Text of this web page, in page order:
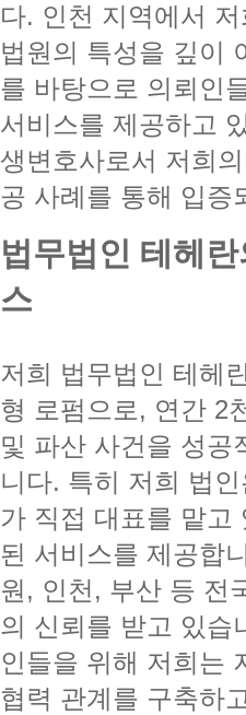
다. 인천 지역에서
법원의 특성을 깊이
를 바탕으로 의뢰인
서비스를 제공하고
생변호사로서 저희
공 사례를 통해 입증
법무법인 테헤란
스
저희 법무법인 테헤
형 로펌으로, 연간 2
및 파산 사건을 성공
니다. 특히 저희 법
가 직접 대표를 맡고
된 서비스를 제공합
원, 인천, 부산 등 전
의 신뢰를 받고 있습
인들을 위해 저희는
협력 관계를 구축하